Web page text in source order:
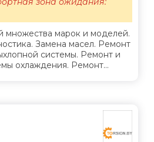
множества марок и моделей.
Замена масел. Ремонт
системы. Ремонт и
охлаждения. Ремонт...